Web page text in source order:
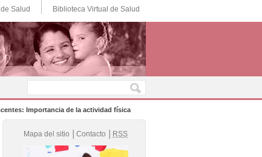
Salud Biblioteca Virtual de Salud
Importancia de la actividad física
Mapa del sitio │Contacto RSS